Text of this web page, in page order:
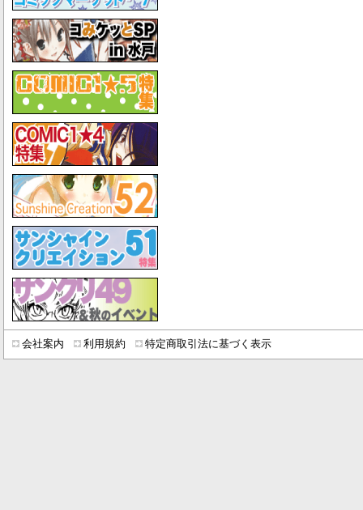
会社案内 利用規約 特定商取引法に基づく表示